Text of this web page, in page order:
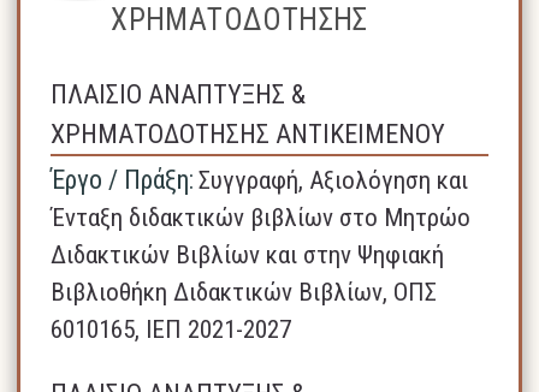
ΧΡΗΜΑΤΟΔΟΤΗΣΗΣ
ΠΛΑΙΣΙΟ ΑΝΑΠΤΥΞΗΣ &
ΧΡΗΜΑΤΟΔΟΤΗΣΗΣ ΑΝΤΙΚΕΙΜΕΝΟΥ
Έργο / Πράξη: Συγγραφή, Αξιολόγηση και
Ένταξη διδακτικών βιβλίων στο Μητρώο
Διδακτικών Βιβλίων και στην Ψηφιακή
Βιβλιοθήκη Διδακτικών Βιβλίων, ΟΠΣ
6010165, ΙΕΠ 2021-2027